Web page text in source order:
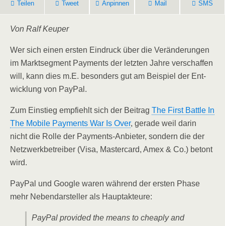
Tei­len Tweet Anpin­nen Mail SMS
Von Ralf Keuper
Wer sich einen ers­ten Ein­druck über die Ver­än­de­run­gen
im Markt­seg­ment Pay­ments der letz­ten Jah­re ver­schaf­fen
will, kann dies m.E. beson­ders gut am Bei­spiel der Ent­
wick­lung von PayPal.
Zum Ein­stieg emp­fiehlt sich der Bei­trag The First Batt­le In
The Mobi­le Pay­ments War Is Over, gera­de weil dar­in
nicht die Rol­le der Pay­ments-Anbie­ter, son­dern die der
Netz­werk­be­trei­ber (Visa, Mas­ter­card, Amex & Co.) betont
wird.
Pay­Pal und Goog­le waren wäh­rend der ers­ten Pha­se
mehr Neben­dar­stel­ler als Hauptakteure:
Pay­Pal pro­vi­ded the means to chea­p­ly and